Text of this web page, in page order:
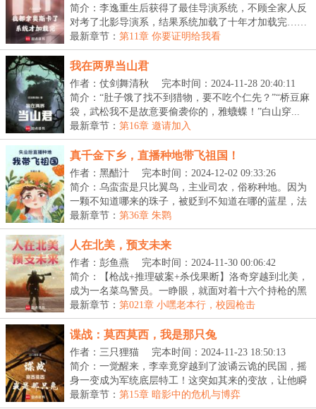
简介：李逸重生后获得了最佳导演系统，不顾全家人反
对考了北影导演系，结果系统加载了十年才加载完……
【...
最新章节： 第11章 你要证明给我看
我在两界当山君
作者：仗剑舞清秋
完本时间：2024-11-28 20:40:11
简介：“肚子饿了找不到猎物，要不吃个仁先？”“桥豆麻
袋，武松我不是故意要偷袭你的，雅蠛蝶！”白山穿...
最新章节： 第16章 邀请加入
真千金下乡，直播种地带飞祖国！
作者：黑醋汁
完本时间：2024-12-02 09:33:26
简介：乌蛮蛮是只比翼鸟，主业司农，俗称种地。因为
一颗不知道哪来的珠子，被贬到不知道在哪的蓝星，法
力...
最新章节： 第36章 朱鹮
人在北美，预支未来
作者：彭鱼燕
完本时间：2024-11-30 00:06:42
简介：【枪战+推理破案+杀伐果断】洛奇穿越到北美，
成为一名菜鸟警员。一睁眼，就面对着十六个持枪的黑
人...
最新章节： 第021章 小嘿老本行，校园枪击
谍战：莫西莫西，我是那只兔
作者：三只狸猫
完本时间：2024-11-23 18:50:13
简介：一觉醒来，李幸竟穿越到了波谲云诡的民国，摇
身一变成为军统底层特工！这突如其来的变故，让他瞬
间...
最新章节： 第15章 暗影中的危机与博弈